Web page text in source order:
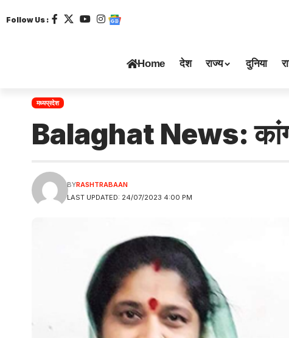
Follow Us :
Home देश राज्य दुनिया
मध्यप्रदेश
Balaghat News:
LAST UPDATED: 24/07/2023 4:00 PM
BYRASHTRABAAN